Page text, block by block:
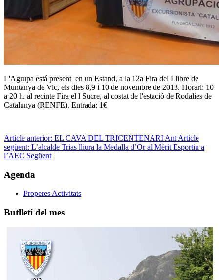
L'Agrupa está present en un Estand, a la 12a Fira del Llibre de
Muntanya de Vic, els dies 8,9 i 10 de novembre de 2013. Horari: 10
a 20 h. al recinte Fira el l Sucre, al costat de l'estació de Rodalies de
Catalunya (RENFE). Entrada: 1€
Article anterior: EL CAVA DEL TRICENTENARI Ant Article
següent: L’alcalde Trias lliura la Medalla d’Or al Mèrit Esportiu a
l’AEC Següent
Agenda
Properes Activitats
Butlletí del mes